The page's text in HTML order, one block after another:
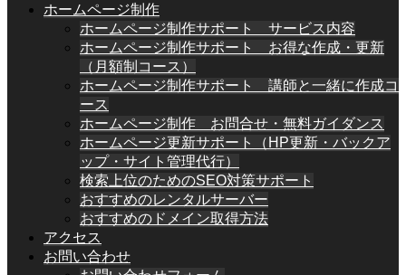
ホームページ制作
ホームページ制作サポート サービス内容
ホームページ制作サポート お得な作成・更新
（月額制コース）
ホームページ制作サポート 講師と一緒に作成コ
ース
ホームページ制作 お問合せ・無料ガイダンス
ホームページ更新サポート（HP更新・バックア
ップ・サイト管理代行）
検索上位のためのSEO対策サポート
おすすめのレンタルサーバー
おすすめのドメイン取得方法
アクセス
お問い合わせ